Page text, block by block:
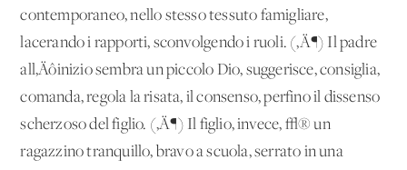
contemporaneo, nello stesso tessuto famigliare,
lacerando i rapporti, sconvolgendo i ruoli. (‚Ä¶) Il padre
all‚Äôinizio sembra un piccolo Dio, suggerisce, consiglia,
comanda, regola la risata, il consenso, perfino il dissenso
scherzoso del figlio. (‚Ä¶) Il figlio, invece, √® un
ragazzino tranquillo, bravo a scuola, serrato in una